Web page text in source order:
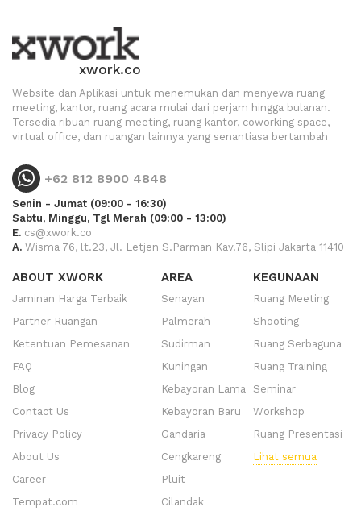
xwork.co
Website dan Aplikasi untuk menemukan dan menyewa ruang
meeting, kantor, ruang acara mulai dari perjam hingga bulanan.
Tersedia ribuan ruang meeting, ruang kantor, coworking space,
virtual office, dan ruangan lainnya yang senantiasa bertambah
+62 812 8900 4848
Senin - Jumat (09:00 - 16:30)
Sabtu, Minggu, Tgl Merah (09:00 - 13:00)
E. cs@xwork.co
A. Wisma 76, lt.23, Jl. Letjen S.Parman Kav.76, Slipi Jakarta 11410
ABOUT XWORK
Jaminan Harga Terbaik
Partner Ruangan
Ketentuan Pemesanan
FAQ
Blog
Contact Us
Privacy Policy
About Us
Career
Tempat.com
AREA
Senayan
Palmerah
Sudirman
Kuningan
Kebayoran Lama
Kebayoran Baru
Gandaria
Cengkareng
Pluit
Cilandak
KEGUNAAN
Ruang Meeting
Shooting
Ruang Serbaguna
Ruang Training
Seminar
Workshop
Ruang Presentasi
Lihat semua